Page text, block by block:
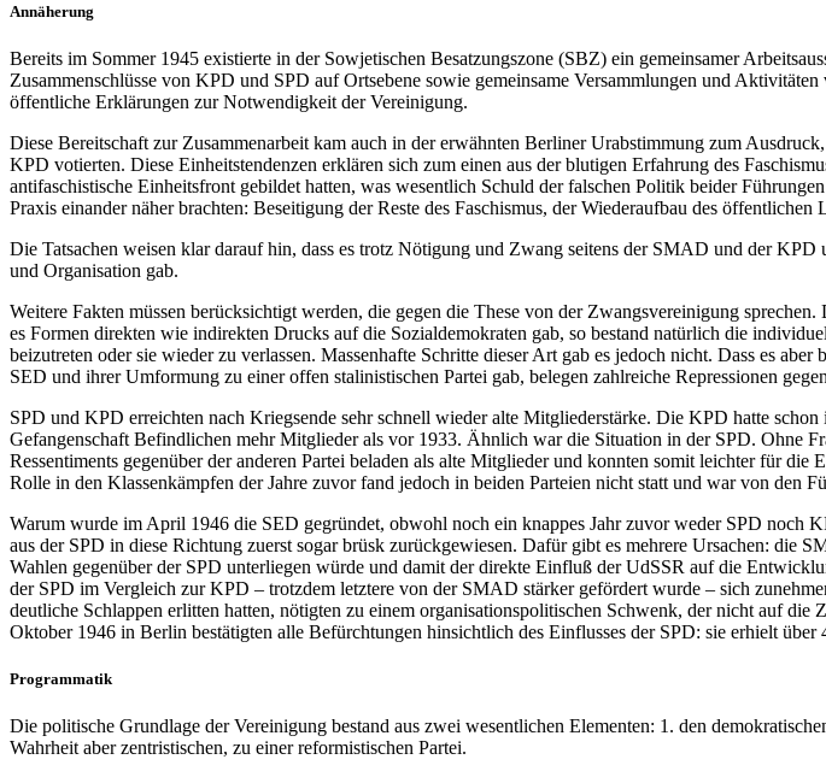
Annäherung
Bereits im Sommer 1945 existierte in der Sowjetischen Besatzungszone (SBZ) ein gemeinsamer
Zusammenschlüsse von KPD und SPD auf Ortsebene sowie gemeinsame Versammlungen und
öffentliche Erklärungen zur Notwendigkeit der Vereinigung.
Diese Bereitschaft zur Zusammenarbeit kam auch in der erwähnten Berliner Urabstimmung zum
KPD votierten. Diese Einheitstendenzen erklären sich zum einen aus der blutigen Erfahrung des
antifaschistische Einheitsfront gebildet hatten, was wesentlich Schuld der falschen Politik beider
Praxis einander näher brachten: Beseitigung der Reste des Faschismus, der Wiederaufbau des öffentlichen
Die Tatsachen weisen klar darauf hin, dass es trotz Nötigung und Zwang seitens der SMAD und der
und Organisation gab.
Weitere Fakten müssen berücksichtigt werden, die gegen die These von der Zwangsvereinigung
es Formen direkten wie indirekten Drucks auf die Sozialdemokraten gab, so bestand natürlich die
beizutreten oder sie wieder zu verlassen. Massenhafte Schritte dieser Art gab es jedoch nicht. Dass es
SED und ihrer Umformung zu einer offen stalinistischen Partei gab, belegen zahlreiche Repressionen
SPD und KPD erreichten nach Kriegsende sehr schnell wieder alte Mitgliederstärke. Die KPD hatte
Gefangenschaft Befindlichen mehr Mitglieder als vor 1933. Ähnlich war die Situation in der SPD. Ohne
Ressentiments gegenüber der anderen Partei beladen als alte Mitglieder und konnten somit leichter für
Rolle in den Klassenkämpfen der Jahre zuvor fand jedoch in beiden Parteien nicht statt und war von den
Warum wurde im April 1946 die SED gegründet, obwohl noch ein knappes Jahr zuvor weder SPD noch
aus der SPD in diese Richtung zuerst sogar brüsk zurückgewiesen. Dafür gibt es mehrere Ursachen: die
Wahlen gegenüber der SPD unterliegen würde und damit der direkte Einfluß der UdSSR auf die
der SPD im Vergleich zur KPD – trotzdem letztere von der SMAD stärker gefördert wurde – sich
deutliche Schlappen erlitten hatten, nötigten zu einem organisationspolitischen Schwenk, der nicht auf
Oktober 1946 in Berlin bestätigten alle Befürchtungen hinsichtlich des Einflusses der SPD: sie erhielt
Programmatik
Die politische Grundlage der Vereinigung bestand aus zwei wesentlichen Elementen: 1. den
Wahrheit aber zentristischen, zu einer reformistischen Partei.